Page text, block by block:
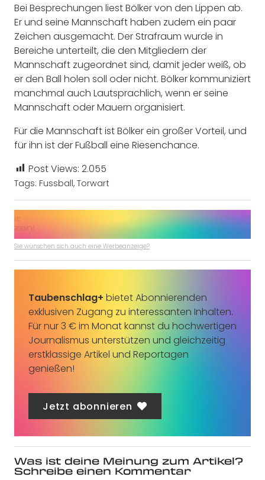
Bei Besprechungen liest Bölker von den Lippen ab.
Er und seine Mannschaft haben zudem ein paar
Zeichen ausgemacht. Der Strafraum wurde in
Bereiche unterteilt, die den Mitgliedern der
Mannschaft zugeordnet sind, damit jeder weiß, ob
er den Ball holen soll oder nicht. Bölker kommuniziert
manchmal auch Lautsprachlich, wenn er seine
Mannschaft oder Mauern organisiert.
Für die Mannschaft ist Bölker ein großer Vorteil, und
für ihn ist der Fußball eine Riesenchance.
Post Views: 2.055
Tags: Fussball, Torwart
Sie wünschen sich auch eine Werbeanzeige?
Taubenschlag+ bietet Abonnierenden
exklusiven Zugang zu interessanten Inhalten.
Für nur 3 € im Monat kannst du hochwertigen
Journalismus unterstützen und gleichzeitig
erstklassige Artikel und Reportagen
genießen!
Jetzt abonnieren
Was ist deine Meinung zum Artikel?
Schreibe einen Kommentar